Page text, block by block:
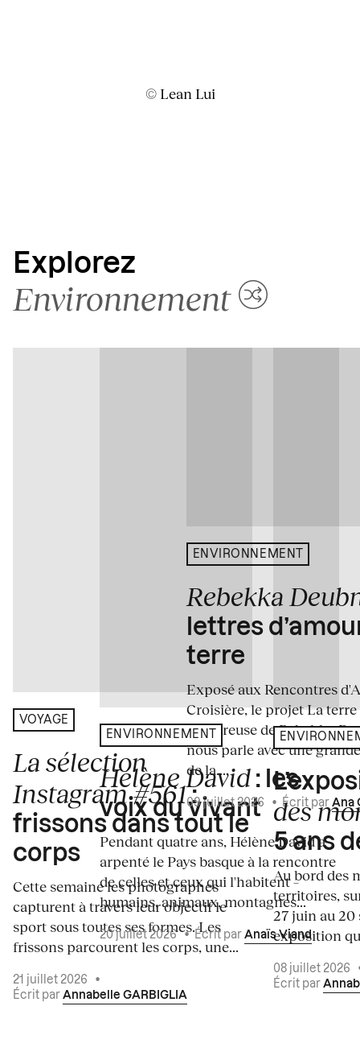
© Lean Lui
Explorez
Environnement
VOYAGE
La sélection
Instagram #561:
frissons dans tout le
corps
Cette semaine les photographes
capturent à travers leur objectif le
sport sous toutes ses formes. Les
frissons parcourent les corps, une...
21 juillet 2026
•
Écrit par Annabelle GARBIGLIA
ENVIRONNEMENT
Hélène David : les
voix du vivant
Pendant quatre ans, Hélène David a
arpenté le Pays basque à la rencontre
de celles et ceux qui l'habitent –
humains, animaux, montagnes...
20 juillet 2026•Écrit par Anaïs Viand
ENVIRONNEMENT
Rebekka
lettres
terre
Exposé aux Rencontres
Croisière, le projet La terre
amoureuse de Rebekka
nous parle avec une
de la...
09 juillet 2026 • Écrit par Ana
des
5 ans
Au bord des
territoires,
27 juin au 20
exposition
08 juillet 2026
Écrit par